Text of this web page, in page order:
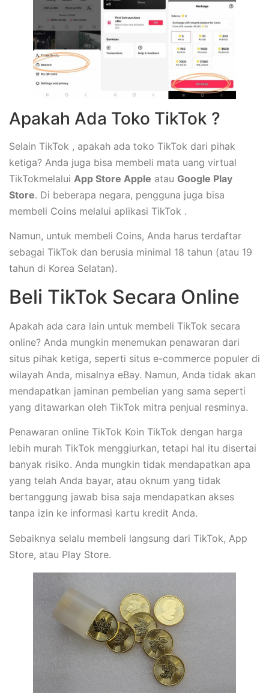
Apakah Ada Toko TikTok ?
Selain TikTok , apakah ada toko TikTok dari pihak
ketiga? Anda juga bisa membeli mata uang virtual
TikTokmelalui App Store Apple atau Google Play
Store. Di beberapa negara, pengguna juga bisa
membeli Coins melalui aplikasi TikTok .
Namun, untuk membeli Coins, Anda harus terdaftar
sebagai TikTok dan berusia minimal 18 tahun (atau 19
tahun di Korea Selatan).
Beli TikTok Secara Online
Apakah ada cara lain untuk membeli TikTok secara
online? Anda mungkin menemukan penawaran dari
situs pihak ketiga, seperti situs e-commerce populer di
wilayah Anda, misalnya eBay. Namun, Anda tidak akan
mendapatkan jaminan pembelian yang sama seperti
yang ditawarkan oleh TikTok mitra penjual resminya.
Penawaran online TikTok Koin TikTok dengan harga
lebih murah TikTok menggiurkan, tetapi hal itu disertai
banyak risiko. Anda mungkin tidak mendapatkan apa
yang telah Anda bayar, atau oknum yang tidak
bertanggung jawab bisa saja mendapatkan akses
tanpa izin ke informasi kartu kredit Anda.
Sebaiknya selalu membeli langsung dari TikTok, App
Store, atau Play Store.